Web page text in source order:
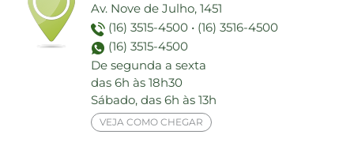
Av. Nove de Julho, 1451
(16) 3515-4500 • (16) 3516-4500
(16) 3515-4500
De segunda a sexta
das 6h às 18h30
Sábado, das 6h às 13h
VEJA COMO CHEGAR